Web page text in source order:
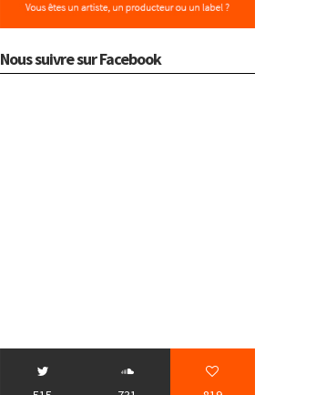
Nous suivre sur Facebook